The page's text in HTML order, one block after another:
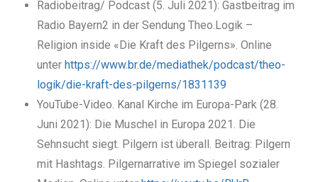
Radiobeitrag/ Podcast (5. Juli 2021): Gastbeitrag im
Radio Bayern2 in der Sendung Theo.Logik –
Religion inside «Die Kraft des Pilgerns». Online
unterhttps://www.br.de/mediathek/podcast/theo-
logik/die-kraft-des-pilgerns/1831139
YouTube-Video. Kanal Kirche im Europa-Park (28.
Juni 2021): Die Muschel in Europa 2021. Die
Sehnsucht siegt. Pilgern ist überall. Beitrag: Pilgern
mit Hashtags. Pilgernarrative im Spiegel sozialer